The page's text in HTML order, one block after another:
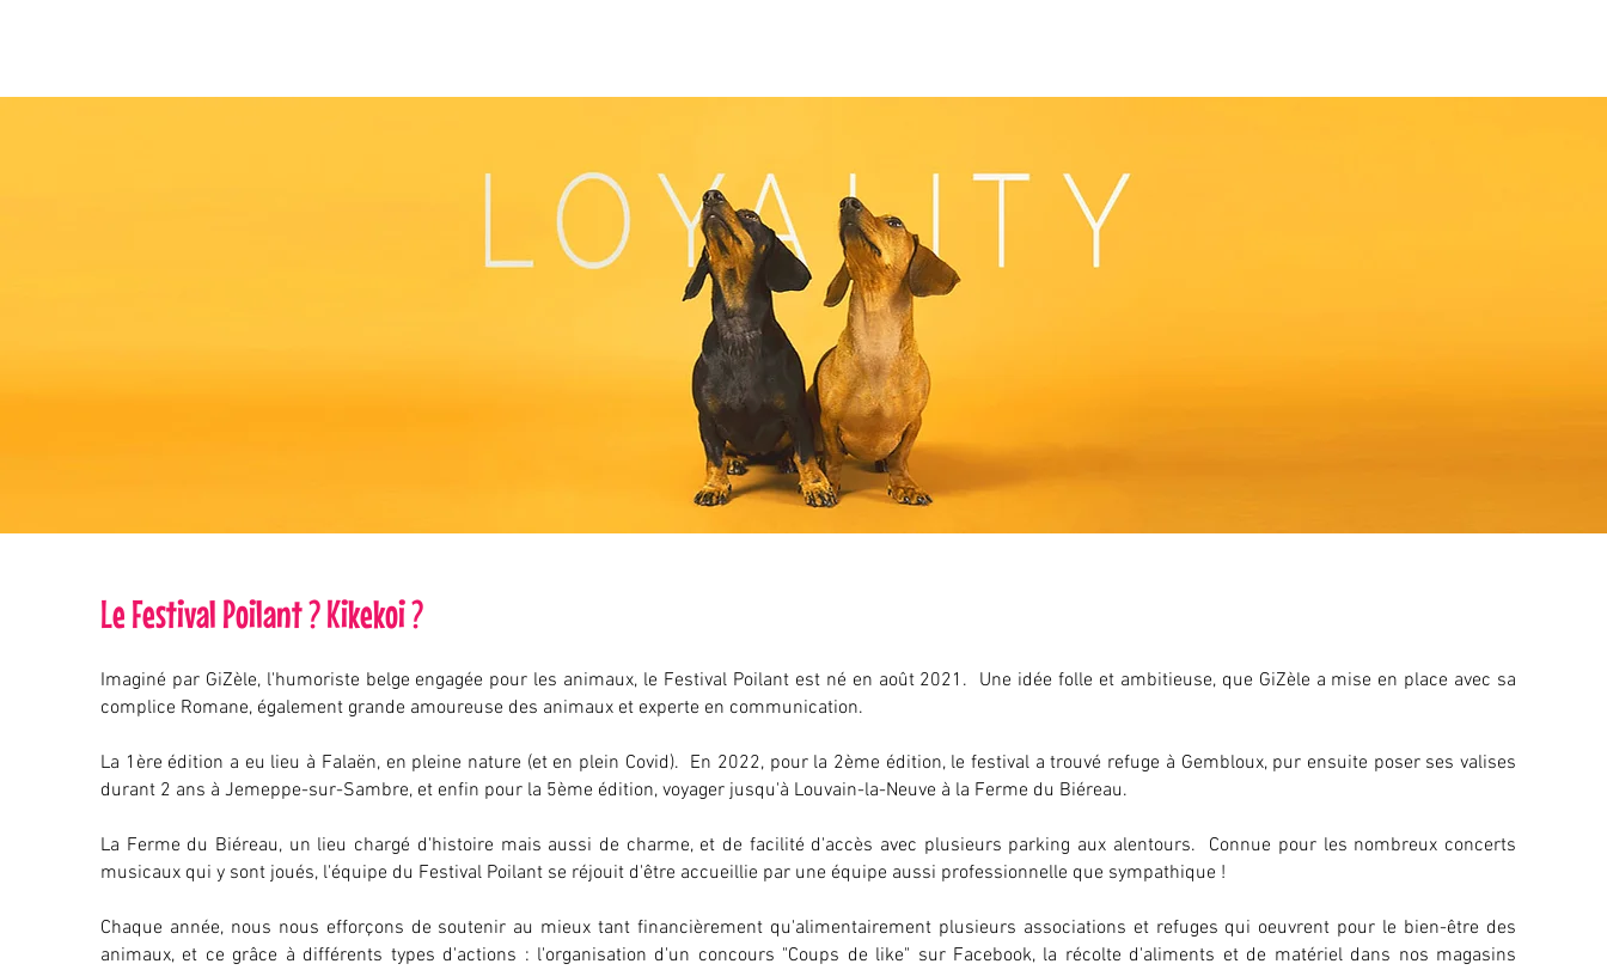
Le Festival Poilant ? Kikekoi ?
Imaginé par GiZèle, l'humoriste belge engagée pour les animaux, le Festival Poilant est né en août 2021. Une idée folle et ambitieuse, que GiZèle a mise en place avec sa
complice Romane, également grande amoureuse des animaux et experte en communication.
La 1ère édition a eu lieu à Falaën, en pleine nature (et en plein Covid). En 2022, pour la 2ème édition, le festival a trouvé refuge à Gembloux, pur ensuite poser ses valises
durant 2 ans à Jemeppe-sur-Sambre, et enfin pour la 5ème édition, voyager jusqu'à Louvain-la-Neuve à la Ferme du Biéreau.
La Ferme du Biéreau, un lieu chargé d'histoire mais aussi de charme, et de facilité d'accès avec plusieurs parking aux alentours. Connue pour les nombreux concerts
musicaux qui y sont joués, l'équipe du Festival Poilant se réjouit d'être accueillie par une équipe aussi professionnelle que sympathique !
Chaque année, nous nous efforçons de soutenir au mieux tant financièrement qu'alimentairement plusieurs associations et refuges qui oeuvrent pour le bien-être des
animaux, et ce grâce à différents types d'actions : l'organisation d'un concours "Coups de like" sur Facebook, la récolte d'aliments et de matériel dans nos magasins